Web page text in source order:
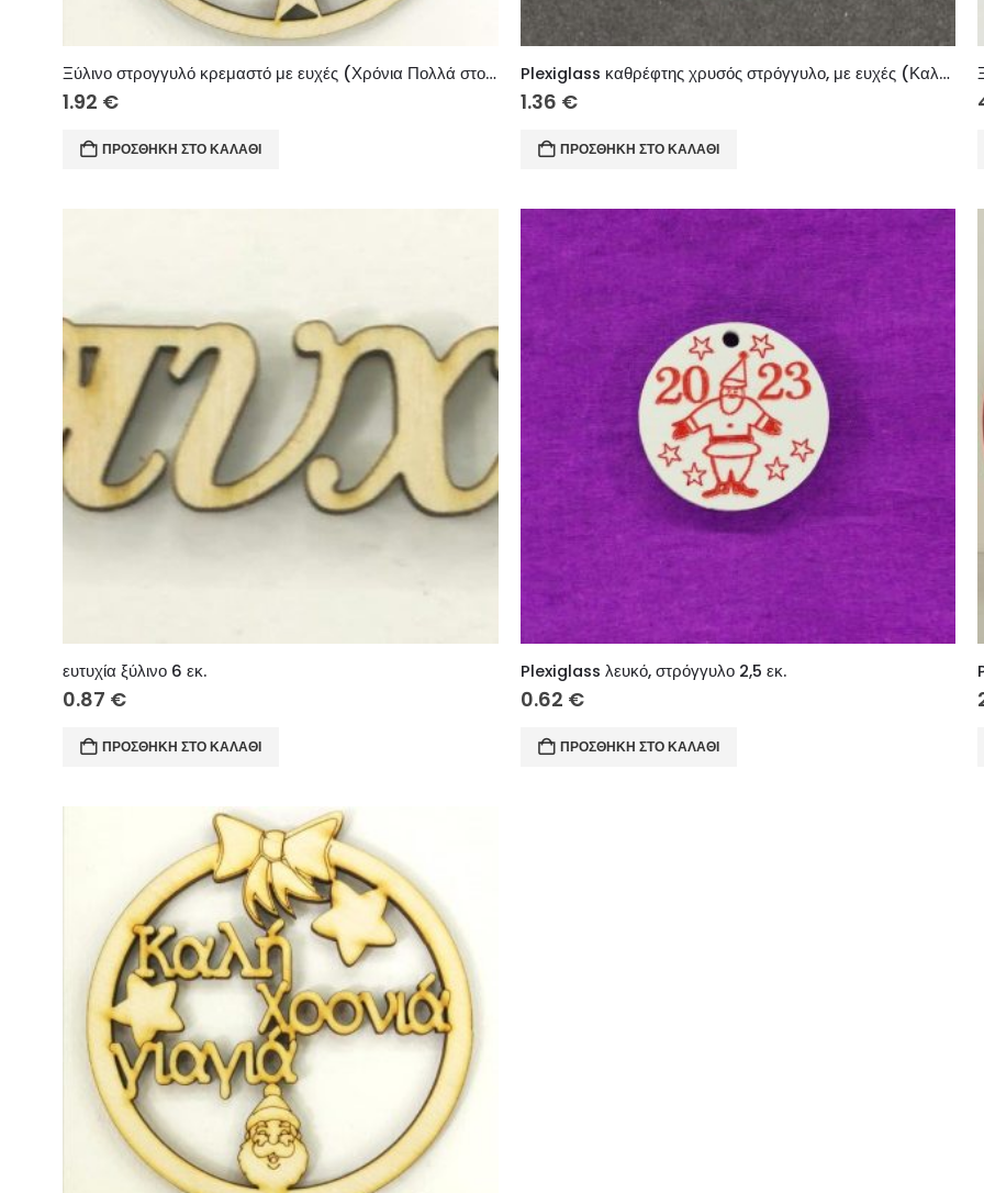
Ξύλινο στρογγυλό κρεμαστό με ευχές (Χρόνια Πολλά στον δάσκαλο) 10 εκ.
1.92 €
ΠΡΟΣΘΉΚΗ ΣΤΟ ΚΑΛΆΘΙ
Plexiglass καθρέφτης χρυσός στρόγγυλο, με ευχές (Καλή Χρονιά) 3 εκ.
1.36 €
ΠΡΟΣΘΉΚΗ ΣΤΟ ΚΑΛΆΘΙ
ευτυχία ξύλινο 6 εκ.
0.87 €
ΠΡΟΣΘΉΚΗ ΣΤΟ ΚΑΛΆΘΙ
Plexiglass λευκό, στρόγγυλο 2,5 εκ.
0.62 €
ΠΡΟΣΘΉΚΗ ΣΤΟ ΚΑΛΆΘΙ